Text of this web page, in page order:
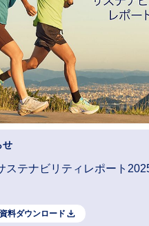
せ
ステナビリティレポート
資料ダウンロード